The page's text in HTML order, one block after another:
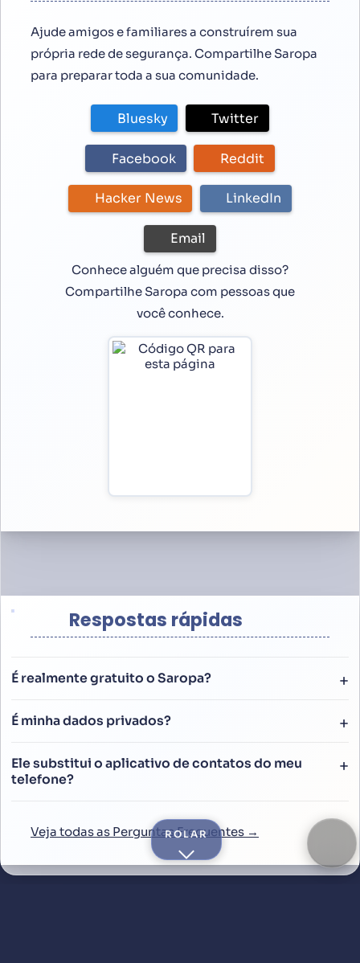
Ajude amigos e familiares a construírem sua
própria rede de segurança. Compartilhe Saropa
para preparar toda a sua comunidade.
Bluesky Twitter
Facebook Reddit
Hacker News LinkedIn
Email
Conhece alguém que precisa disso?
Compartilhe Saropa com pessoas que
você conhece.
Respostas rápidas
É realmente gratuito o Saropa?
É minha dados privados?
Ele substitui o aplicativo de contatos do meu
telefone?
Veja todas as Perguntas Frequentes →
ROLAR